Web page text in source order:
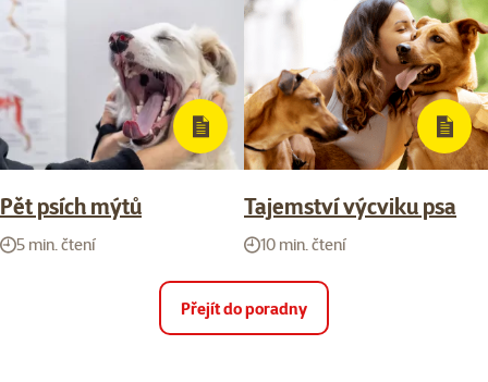
Pět psích mýtů
5 min. čtení
Tajemství výcviku psa
10 min. čtení
Přejít do poradny